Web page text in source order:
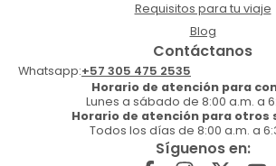
Requisitos para tu viaje
Blog
Contáctanos
Whatsapp:+57 305 475 2535
Horario de atención para
Lunes a sábado de 8:00 a.m. a
Horario de atención para otros
Todos los días de 8:00 a.m. a
Síguenos en: